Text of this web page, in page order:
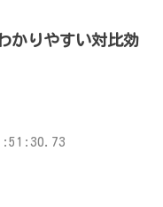
かりやすい対比効